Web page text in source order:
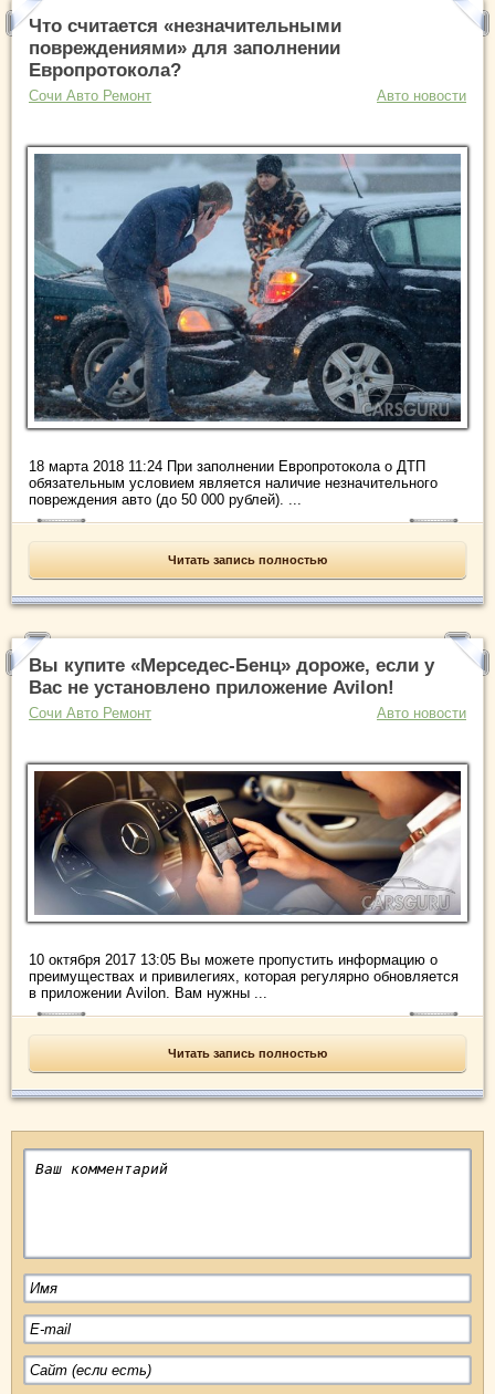
Что считается «незначительными
повреждениями» для заполнении
Европротокола?
Сочи Авто Ремонт Авто новости
18 марта 2018 11:24 При заполнении Европротокола о ДТП
обязательным условием является наличие незначительного
повреждения авто (до 50 000 рублей). ...
Читать запись полностью
Вы купите «Мерседес-Бенц» дороже, если у
Вас не установлено приложение Avilon!
Сочи Авто Ремонт Авто новости
10 октября 2017 13:05 Вы можете пропустить информацию о
преимуществах и привилегиях, которая регулярно обновляется
в приложении Avilon. Вам нужны ...
Читать запись полностью